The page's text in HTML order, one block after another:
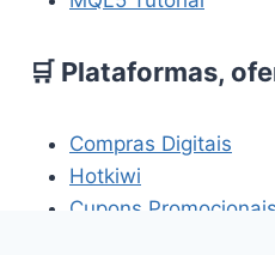
🛒 Plataformas,
Compras Digitais
Hotkiwi
Cupons Promocionais